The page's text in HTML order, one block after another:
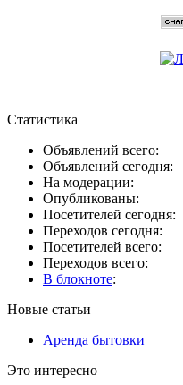
Статистика
Объявлений всего:
Объявлений сегодня:
На модерации:
Опубликованы:
Посетителей сегодня:
Переходов сегодня:
Посетителей всего:
Переходов всего:
В блокноте:
Новые статьи
Аренда бытовки
Это интересно